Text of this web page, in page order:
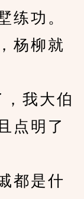
练功。
杨柳就
我大伯
点明了
都是什